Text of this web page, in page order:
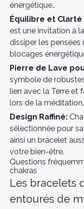
énergétique..
Équilibre et Clarté
est une invitation à
dissiper les
blocages
Pierre de Lave
symbole de
lien avec la Terre et
lors de la méditation.
Design Raffiné:
sélectionnée pour
ainsi un bracelet
votre bien-être.
Questions
chakras
Les bracelets
entourés de